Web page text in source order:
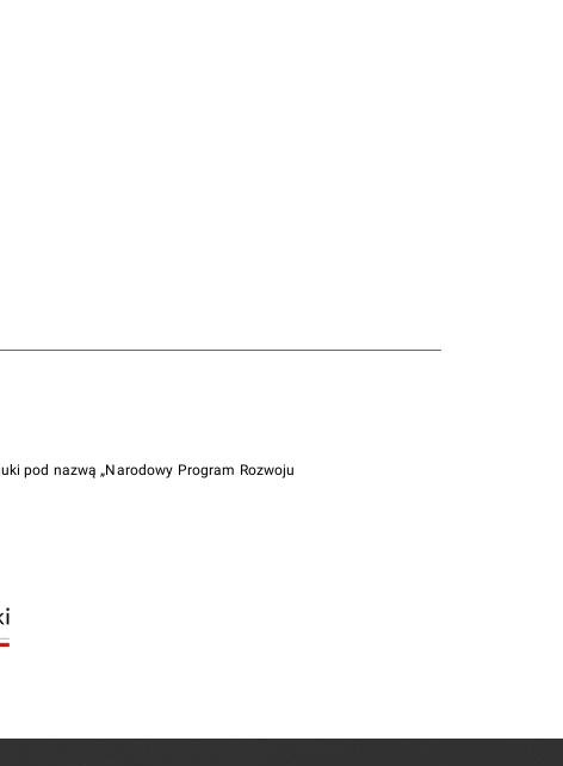
pod nazwą „Narodowy Program Rozwoju